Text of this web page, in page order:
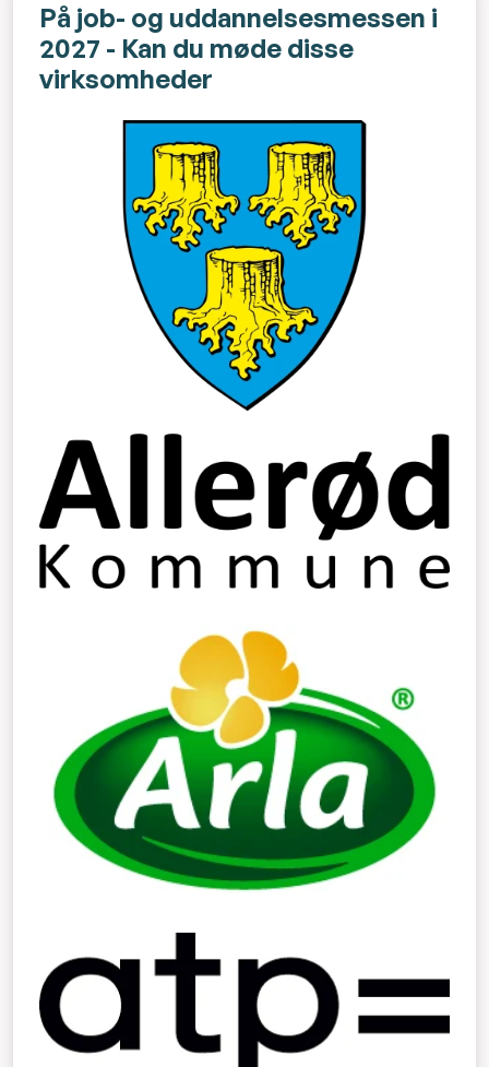
På job- og uddannelsesmessen i
2027 - Kan du møde disse
virksomheder